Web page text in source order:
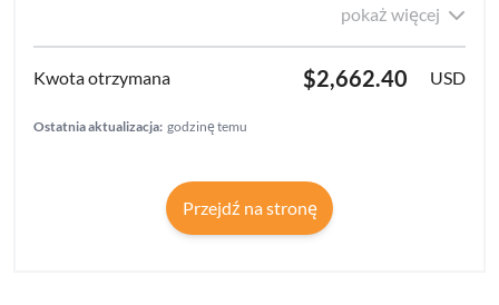
pokaż więcej
$2,662.40 USD
Ostatnia aktualizacja: godzinę temu
Przejdź na stronę